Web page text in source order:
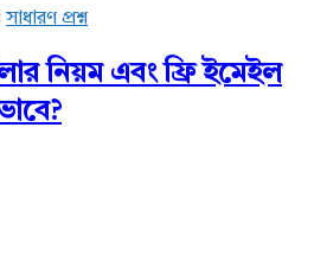
সাধারণ প্রশ্ন
নিয়ম এবং ফ্রি ইমেইল